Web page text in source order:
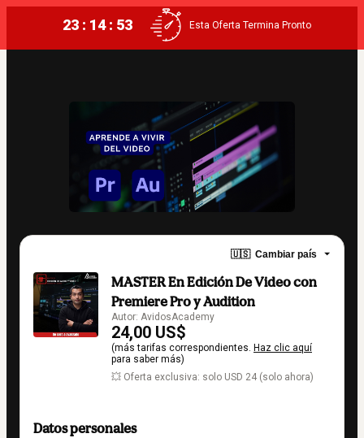
23 : 14 : 53 Esta Oferta Termina Pronto
🇺🇸 Cambiar país
MASTER En Edición De Video con
Premiere Pro y Audition
Autor: AvidosAcademy
24,00 US$
(más tarifas correspondientes. Haz clic aquí
para saber más)
💥 Oferta exclusiva: solo USD 24 (solo ahora)
Datos personales